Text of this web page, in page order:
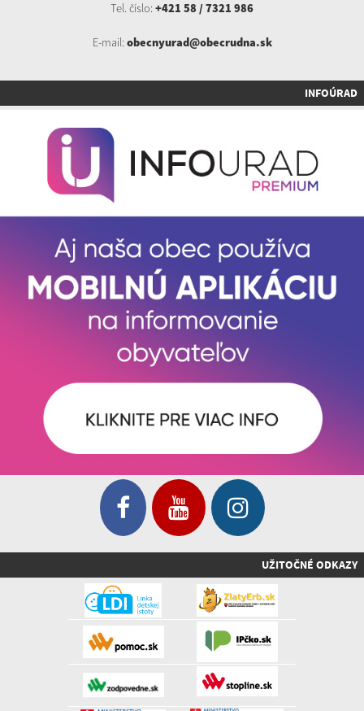
Tel. číslo: +421 58 / 7321 986
E-mail: obecnyurad@obecrudna.sk
INFOÚRAD
UŽITOČNÉ ODKAZY